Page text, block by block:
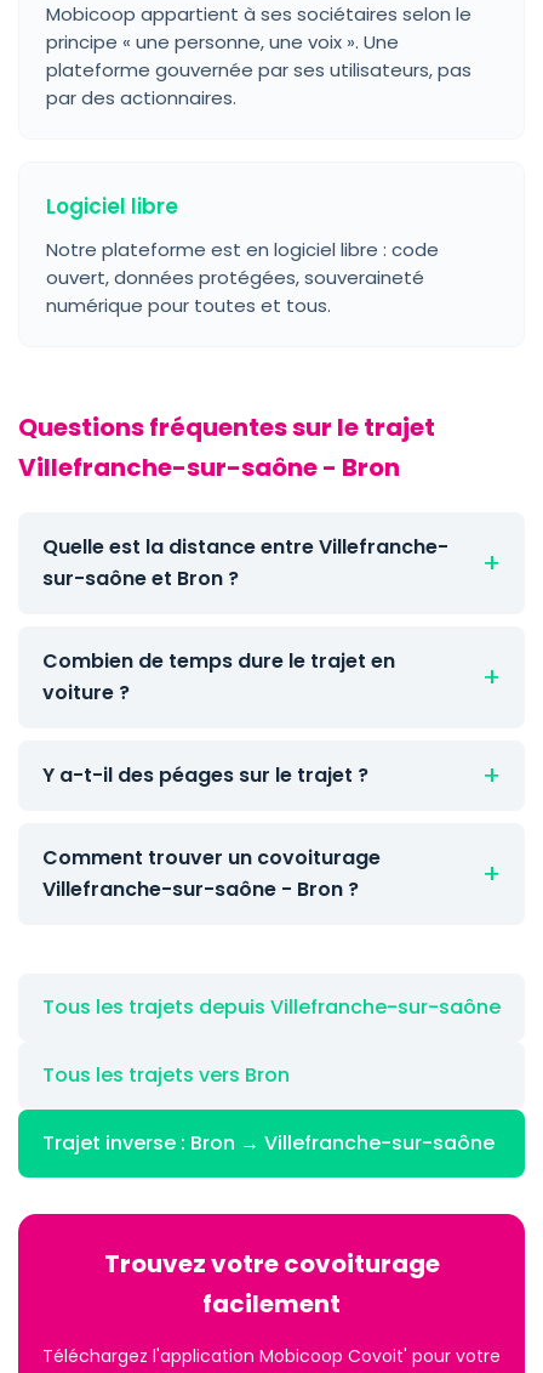
Mobicoop appartient à ses sociétaires selon le
principe « une personne, une voix ». Une
plateforme gouvernée par ses utilisateurs, pas
par des actionnaires.
Logiciel libre
Notre plateforme est en logiciel libre : code
ouvert, données protégées, souveraineté
numérique pour toutes et tous.
Questions fréquentes sur le trajet
Villefranche-sur-saône - Bron
Quelle est la distance entre Villefranche-
sur-saône et Bron ?
Combien de temps dure le trajet en
voiture ?
Y a-t-il des péages sur le trajet ?
Comment trouver un covoiturage
Villefranche-sur-saône - Bron ?
Tous les trajets depuis Villefranche-sur-saône
Tous les trajets vers Bron
Trajet inverse : Bron → Villefranche-sur-saône
Trouvez votre covoiturage
facilement
Téléchargez l'application Mobicoop Covoit' pour votre